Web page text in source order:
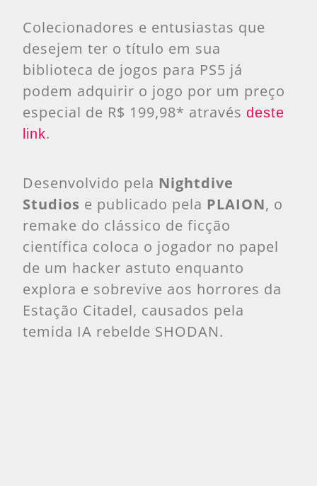
Colecionadores e entusiastas que
desejem ter o título em sua
biblioteca de jogos para PS5 já
podem adquirir o jogo por um preço
especial de R$ 199,98* através deste
link.
Desenvolvido pela Nightdive
Studios e publicado pela PLAION, o
remake do clássico de ficção
científica coloca o jogador no papel
de um hacker astuto enquanto
explora e sobrevive aos horrores da
Estação Citadel, causados pela
temida IA rebelde SHODAN.